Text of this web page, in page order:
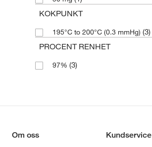
KOKPUNKT
195°C to 200°C (0.3 mmHg) (3)
PROCENT RENHET
97% (3)
Om oss Kundservice